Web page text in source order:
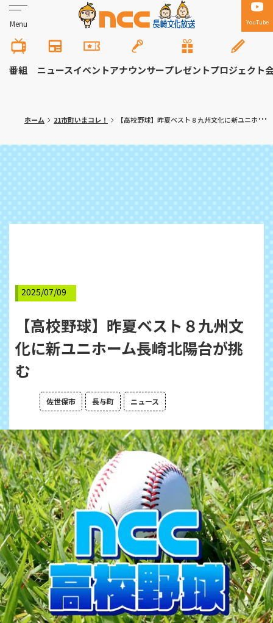
Menu YouTube
番組 ニュースイベントアナウンサープレゼントプロジェクト
ホーム 21市町いまコレ！ 【高校野球】昨夏ベスト８九州文化に新ユニホーム長崎北陽台が挑む
2025/07/09
【高校野球】昨夏ベスト８九州文
化に新ユニホーム長崎北陽台が挑
む
佐世保市 長与町 ニュース